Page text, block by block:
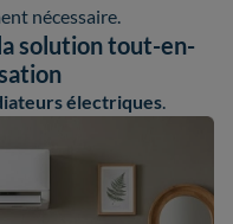
nécessaire.
solution tout-en-
électriques